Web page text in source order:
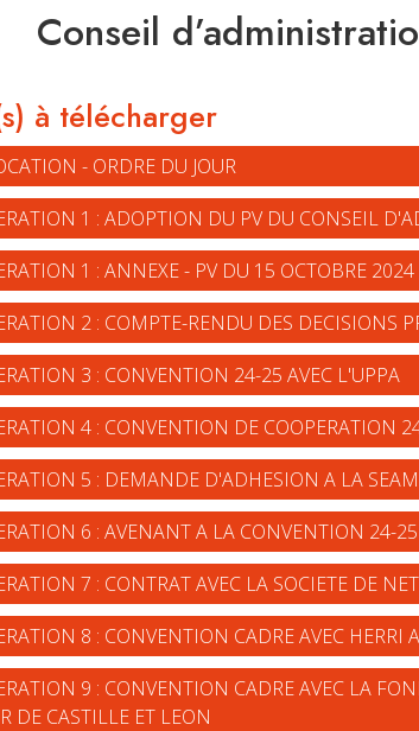
Conseil
à télécharger
- ORDRE DU JOUR
1 : ADOPTION DU PV DU CONSEIL
1 : ANNEXE - PV DU 15 OCTOBRE 2024
2 : COMPTE-RENDU DES DECISIONS
3 : CONVENTION 24-25 AVEC L'UPPA
4 : CONVENTION DE COOPERATION
5 : DEMANDE D'ADHESION A LA SEAM
6 : AVENANT A LA CONVENTION 24-
7 : CONTRAT AVEC LA SOCIETE DE
8 : CONVENTION CADRE AVEC HERRI
9 : CONVENTION CADRE AVEC LA
DE CASTILLE ET LEON